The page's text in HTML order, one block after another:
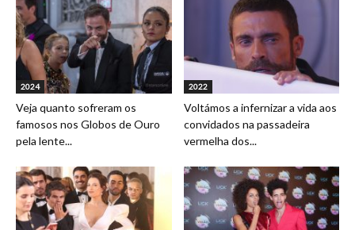
2024
Veja quanto sofreram os
famosos nos Globos de Ouro
pela lente...
2022
Voltámos a infernizar a vida aos
convidados na passadeira
vermelha dos...